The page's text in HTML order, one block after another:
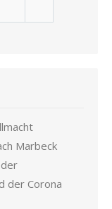
Marbeck
der Corona